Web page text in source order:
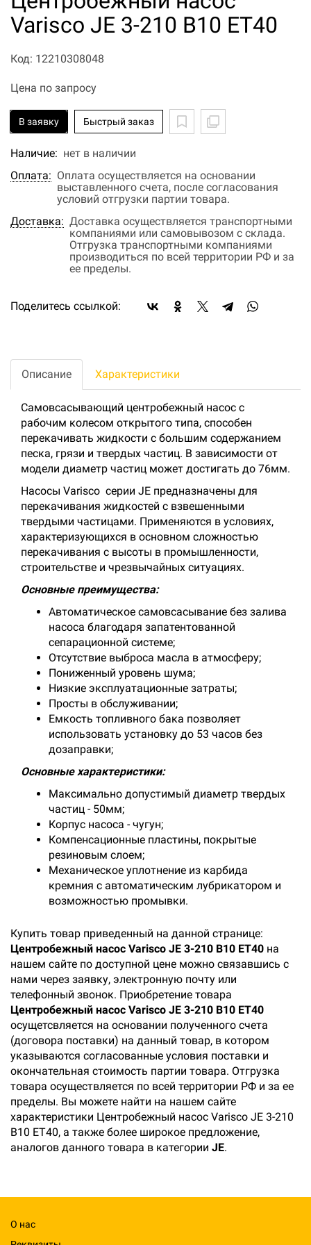
Varisco JE 3-210 B10 ET40
Код: 12210308048
Цена по запросу
В заявку Быстрый заказ
Наличие: нет в наличии
Оплата: Оплата осуществляется на основании
выставленного счета, после согласования
условий отгрузки партии товара.
Доставка: Доставка осуществляется транспортными
компаниями или самовывозом с склада.
Отгрузка транспортными компаниями
производиться по всей территории РФ и за
ее пределы.
Поделитесь ссылкой:
Описание Характеристики
Самовсасывающий центробежный насос с
рабочим колесом открытого типа, способен
перекачивать жидкости с большим содержанием
песка, грязи и твердых частиц. В зависимости от
модели диаметр частиц может достигать до 76мм.
Насосы Varisco серии JE предназначены для
перекачивания жидкостей с взвешенными
твердыми частицами. Применяются в условиях,
характеризующихся в основном сложностью
перекачивания с высоты в промышленности,
строительстве и чрезвычайных ситуациях.
Основные преимущества:
Автоматическое самовсасывание без залива
насоса благодаря запатентованной
сепарационной системе;
Отсутствие выброса масла в атмосферу;
Пониженный уровень шума;
Низкие эксплуатационные затраты;
Просты в обслуживании;
Емкость топливного бака позволяет
использовать установку до 53 часов без
дозаправки;
Основные характеристики:
Максимально допустимый диаметр твердых
частиц - 50мм;
Корпус насоса - чугун;
Компенсационные пластины, покрытые
резиновым слоем;
Механическое уплотнение из карбида
кремния с автоматическим лубрикатором и
возможностью промывки.
Купить товар приведенный на данной странице:
Центробежный насос Varisco JE 3-210 B10 ET40 на
нашем сайте по доступной цене можно связавшись с
нами через заявку, электронную почту или
телефонный звонок. Приобретение товара
Центробежный насос Varisco JE 3-210 B10 ET40
осущетсвляется на основании полученного счета
(договора поставки) на данный товар, в котором
указываются согласованные условия поставки и
окончательная стоимость партии товара. Отгрузка
товара осуществляется по всей территории РФ и за ее
пределы. Вы можете найти на нашем сайте
характеристики Центробежный насос Varisco JE 3-210
B10 ET40, а также более широкое предложение,
аналогов данного товара в категории JE.
О нас